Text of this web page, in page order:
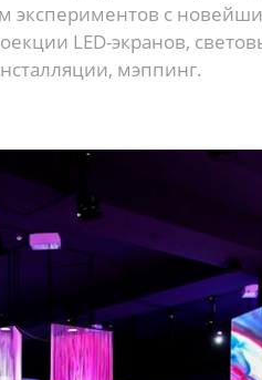
экспериментов с
LED-экранов,
мэппинг.